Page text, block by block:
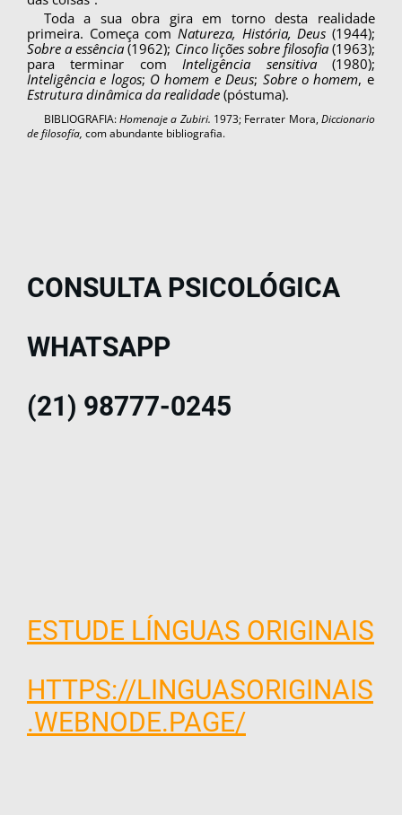
Toda a sua obra gira em torno desta realidade
primeira. Começa comNatureza, História, Deus (1944);
Sobre a essência (1962); Cinco lições sobre filosofia(1963);
para terminar com Inteli­gência sensitiva(1980);
Inteligência e logos; O homem e Deus; Sobre o homem, e
Estrutura di­nâmica da realidade (póstuma).
BIBLIOGRAFIA:Homenaje a Zubiri. 1973; Ferrater Mora,Diccionario
de filosofía, com abundante bibliografia.
CONSULTA PSICOLÓGICA
WHATSAPP
(21) 98777-0245
ESTUDE LÍNGUAS ORIGINAIS
HTTPS://LINGUASORIGINAIS
.WEBNODE.PAGE/